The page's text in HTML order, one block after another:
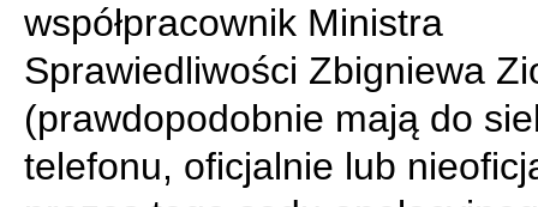
współpracownik Ministra
Sprawiedliwości Zbigniewa
(prawdopodobnie mają do
telefonu, oficjalnie lub